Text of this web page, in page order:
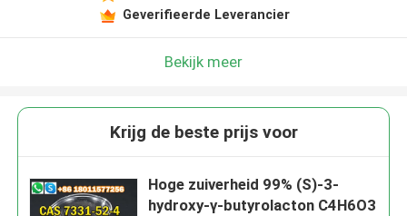
Geverifieerde Leverancier
Bekijk meer
Krijg de beste prijs voor
Hoge zuiverheid 99% (S)-3-
hydroxy-γ-butyrolacton C4H6O3